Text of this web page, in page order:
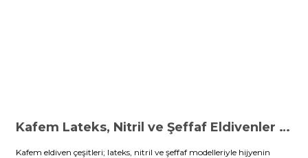
Kafem Lateks, Nitril ve Şeffaf Eldivenler | Toptan Hijyenik Koruma Çözümleri
Kafem eldiven çeşitleri; lateks, nitril ve şeffaf modelleriyle hijyenin